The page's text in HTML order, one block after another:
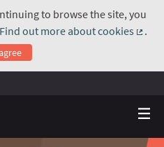
to browse the site, you
Find out more about cookies
.